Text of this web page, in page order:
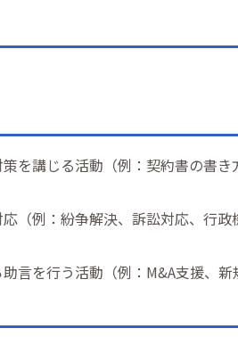
を講じる活動（例：契約書の書き
（例：紛争解決、訴訟対応、行政
言を行う活動（例：M&A支援、新